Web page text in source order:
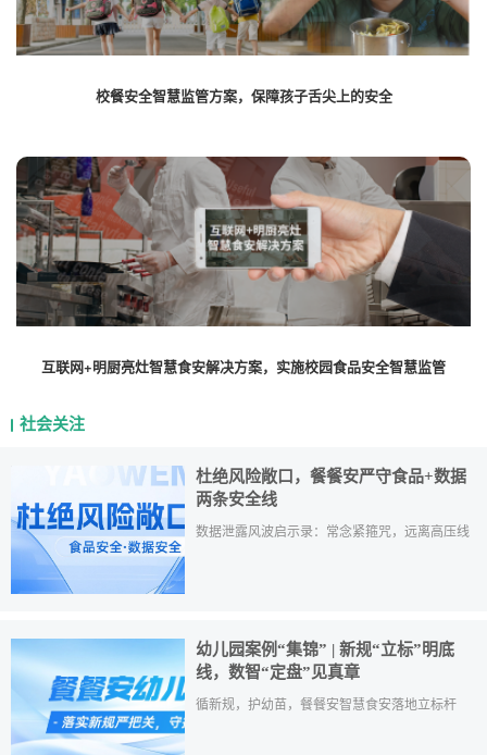
校餐安全智慧监管方案，保障孩子舌尖上的安全
互联网+明厨亮灶智慧食安解决方案，实施校园食品安全智慧监管
社会关注
杜绝风险敞口，餐餐安严守食品+数据
两条安全线
数据泄露风波启示录：常念紧箍咒，远离高压线
幼儿园案例“集锦” | 新规“立标”明底
线，数智“定盘”见真章
循新规，护幼苗，餐餐安智慧食安落地立标杆